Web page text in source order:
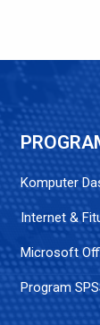
Komputer
Internet &
Microsoft
Program